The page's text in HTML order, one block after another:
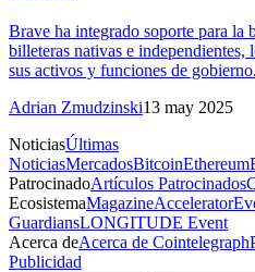
Brave ha integrado soporte para la
billeteras nativas e independientes,
sus activos y funciones de gobierno.
Adrian Zmudzinski13 may 2025
NoticiasÚltimas
NoticiasMercadosBitcoinEthereum
PatrocinadoArtículos Patrocinados
EcosistemaMagazineAccelerator
GuardiansLONGITUDE Event
Acerca deAcerca de Cointelegraph
Publicidad